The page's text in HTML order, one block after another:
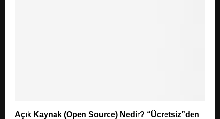
Açık Kaynak (Open Source) Nedir? “Ücretsiz”den